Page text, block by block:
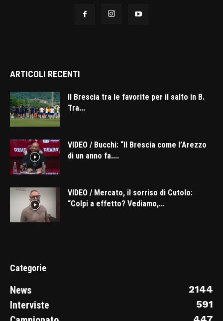
ARTICOLI RECENTI
Il Brescia tra le favorite per il salto in B.
Tra...
VIDEO / Bucchi: “Il Brescia come l’Arezzo
di un anno fa....
VIDEO / Mercato, il sorriso di Cutolo:
“Colpi a effetto? Vediamo,...
Categorie
News
2144
Interviste
591